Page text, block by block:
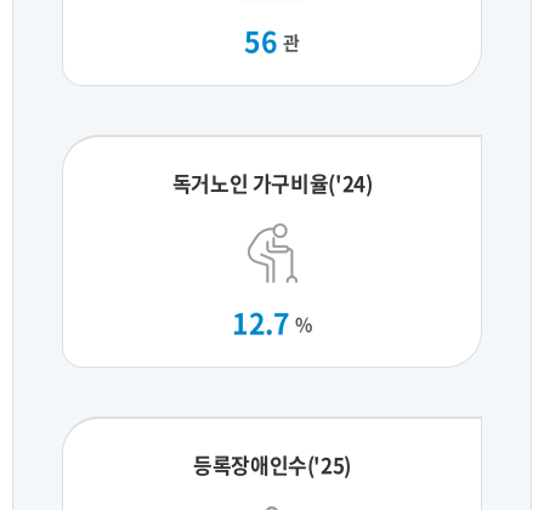
56 관
독거노인 가구비율('24)
12.7 %
등록장애인수('25)